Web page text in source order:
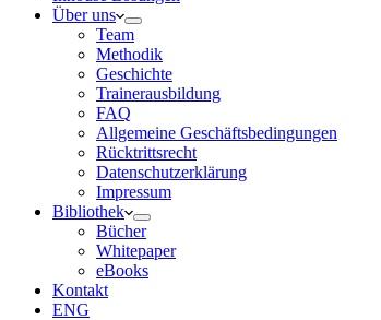
Über uns
Team
Methodik
Geschichte
Trainerausbildung
FAQ
Allgemeine Geschäftsbedingungen
Rücktrittsrecht
Datenschutzerklärung
Impressum
Bibliothek
Bücher
Whitepaper
eBooks
Kontakt
ENG